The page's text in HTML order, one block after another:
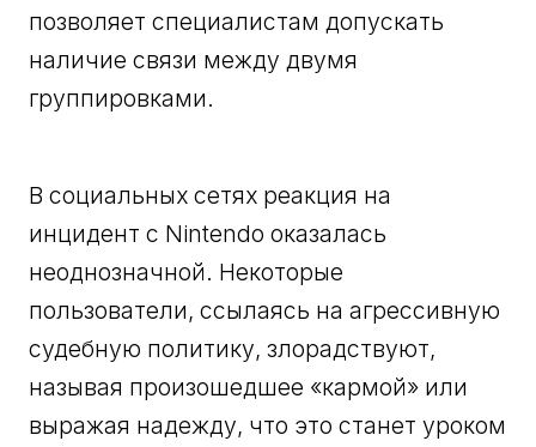
позволяет специалистам допускать
наличие связи между двумя
группировками.
В социальных сетях реакция на
инцидент с Nintendo оказалась
неоднозначной. Некоторые
пользователи, ссылаясь на агрессивную
судебную политику, злорадствуют,
называя произошедшее «кармой» или
выражая надежду, что это станет уроком